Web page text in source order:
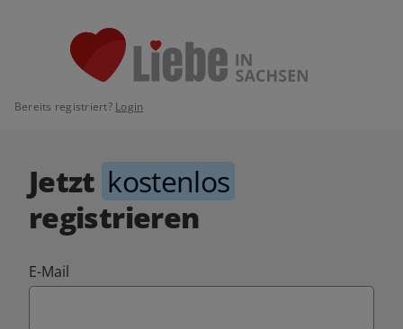
Bereits registriert? Login
Jetzt kostenlos
registrieren
E-Mail